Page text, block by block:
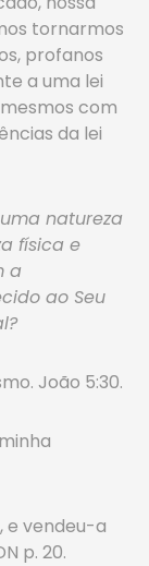
tornarmos
profanos
a uma lei
com
da lei
natureza
física e
a
ao Seu
João 5:30.
e vendeu-a
p. 20.